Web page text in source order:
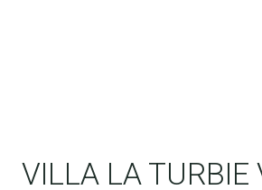
VILLA LA TURBIE